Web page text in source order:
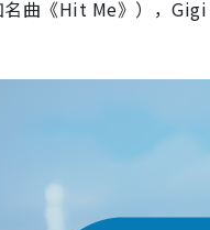
名曲《Hit Me》），